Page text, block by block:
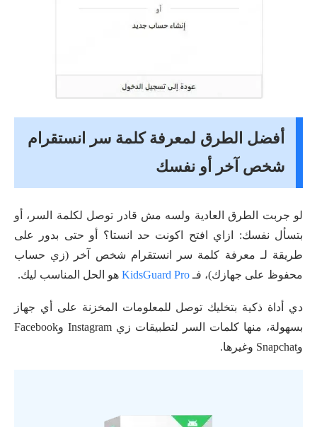
أفضل الطرق لمعرفة كلمة سر انستقرام
شخص آخر أو نفسك
لو جربت الطرق العادية ولسه مش قادر توصل لكلمة السر، أو
بتسأل نفسك: ازاي افتح اكونت حد انستا؟ أو حتى بدور على
طريقة لـ معرفة كلمة سر انستقرام شخص آخر (زي حساب
محفوظ على جهازك)، فـ KidsGuard Pro هو الحل المناسب ليك.
دي أداة ذكية بتخليك توصل للمعلومات المخزنة على أي جهاز
بسهولة، منها كلمات السر لتطبيقات زي Instagram وFacebook
وSnapchat وغيرها.